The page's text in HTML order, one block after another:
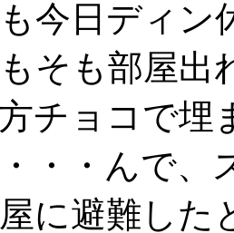
も今日ディ
もそも部屋
チョコで埋
・・・んで
に避難した